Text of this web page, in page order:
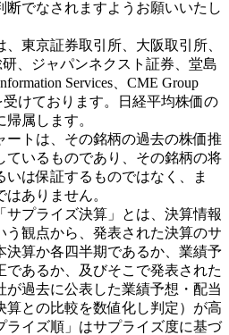
でなされますようお願いいたし
東京証券取引所、大阪取引所、
、ジャパンネクスト証券、堂島
Services、CME Group
けております。日経平均株価の
属します。
ートは、その銘柄の過去の株価推
ているものであり、その銘柄の将
は保証するものではなく、ま
ありません。
プライズ決算」とは、決算情報
う観点から、発表された決算のサ
決算か各四半期であるか、業績予
あるか、及びそこで発表された
過去に公表した業績予想・配当
算との比較を数値化し判定）が高
ライズ順」はサプライズ度に基づ